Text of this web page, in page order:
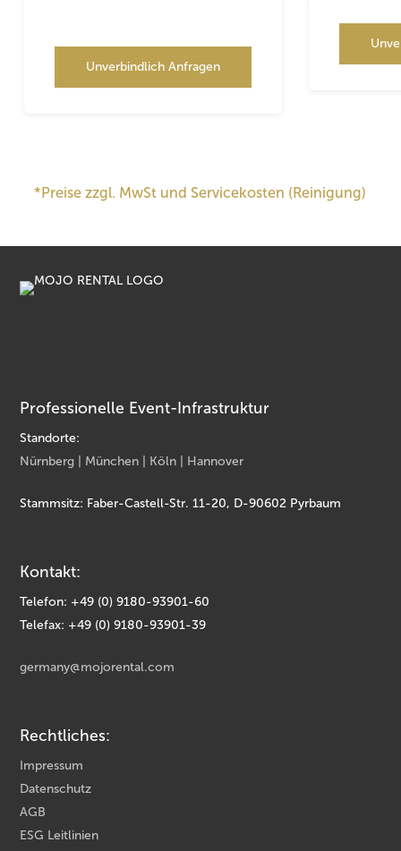
Unverbindlich Anfragen
*Preise zzgl. MwSt und Servicekosten (Reinigung)
Professionelle Event-Infrastruktur
Standorte:
Nürnberg | München | Köln | Hannover
Stammsitz: Faber-Castell-Str. 11-20, D-90602 Pyrbaum
Kontakt:
Telefon: +49 (0) 9180-93901-60
Telefax: +49 (0) 9180-93901-39
germany@mojorental.com
Rechtliches:
Impressum
Datenschutz
AGB
ESG Leitlinien